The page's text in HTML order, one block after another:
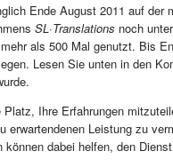
Ende August 2011 auf
SL·Translations noch
als 500 Mal genutzt. Bis
Lesen Sie unten in den
Ihre Erfahrungen
erwartendenen Leistung zu
dabei helfen, den